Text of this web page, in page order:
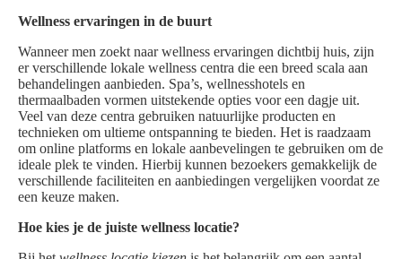
Wellness ervaringen in de buurt
Wanneer men zoekt naar wellness ervaringen dichtbij huis, zijn
er verschillende lokale wellness centra die een breed scala aan
behandelingen aanbieden. Spa’s, wellnesshotels en
thermaalbaden vormen uitstekende opties voor een dagje uit.
Veel van deze centra gebruiken natuurlijke producten en
technieken om ultieme ontspanning te bieden. Het is raadzaam
om online platforms en lokale aanbevelingen te gebruiken om de
ideale plek te vinden. Hierbij kunnen bezoekers gemakkelijk de
verschillende faciliteiten en aanbiedingen vergelijken voordat ze
een keuze maken.
Hoe kies je de juiste wellness locatie?